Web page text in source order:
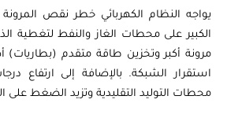
يواجه النظام الكهربائي خطر نقص المرونة
الكبير على محطات الغاز والنفط لتغطية
مرونة أكبر وتخزين طاقة متقدم
استقرار الشبكة. بالإضافة إلى ارتفاع
محطات التوليد التقليدية وتزيد الضغط على